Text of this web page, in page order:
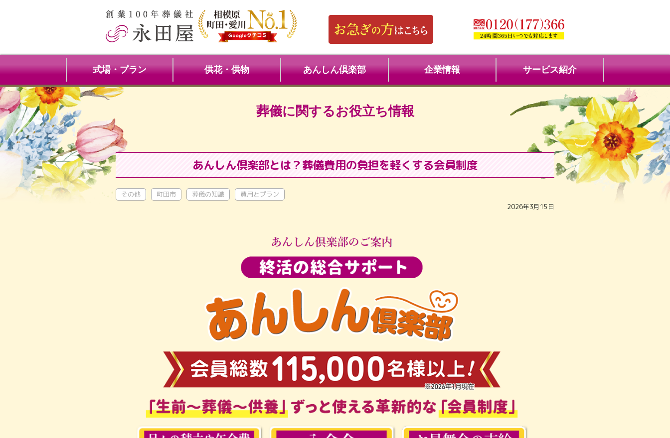
式場・プラン 供花・供物 あんしん倶楽部 企業情報 サービス紹介
葬儀に関するお役立ち情報
あんしん倶楽部とは？葬儀費用の負担を軽くする会員制度
その他 町田市 葬儀の知識
費用とプラン
2026年3月15日